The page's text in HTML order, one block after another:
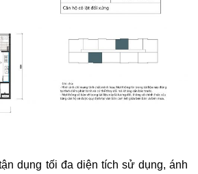
dụng tối đa diện tích sử dụng, ánh